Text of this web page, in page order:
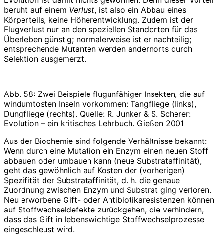
beruht auf einem Verlust, ist also ein Abbau eines
Körperteils, keine Höherentwicklung. Zudem ist der
Flugverlust nur an den speziellen Standorten für das
Überleben günstig; normalerweise ist er nachteilig;
entsprechende Mutanten werden andernorts durch
Selektion ausgemerzt.
Abb. 58: Zwei Beispiele flugunfähiger Insekten, die auf
windumtosten Inseln vorkommen: Tangfliege (links),
Dungfliege (rechts). Quelle: R. Junker & S. Scherer:
Evolution – ein kritisches Lehrbuch. Gießen 2001
Aus der Biochemie sind folgende Verhältnisse bekannt:
Wenn durch eine Mutation ein Enzym einen neuen Stoff
abbauen oder umbauen kann (neue Substrataffinität),
geht das gewöhnlich auf Kosten der (vorherigen)
Spezifität der Substrataffinität, d. h. die genaue
Zuordnung zwischen Enzym und Substrat ging verloren.
Neu erworbene Gift- oder Antibiotikaresistenzen können
auf Stoffwechseldefekte zurückgehen, die verhindern,
dass das Gift in lebenswichtige Stoffwechselprozesse
eingeschleust wird.